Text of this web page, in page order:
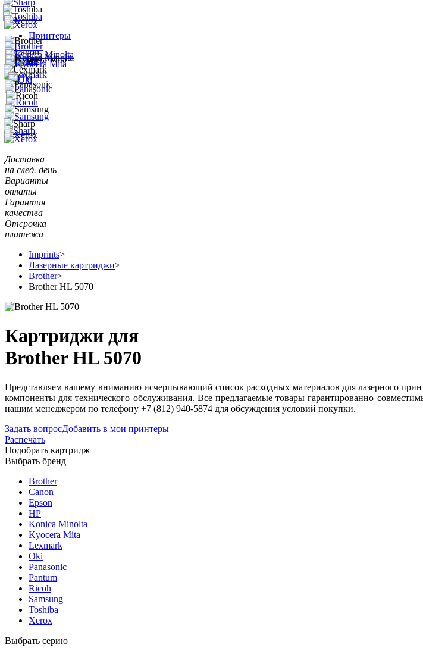
Принтеры
Доставка
на след. день
Варианты
оплаты
Гарантия
качества
Отсрочка
платежа
Imprints>
Лазерные картриджи>
Brother>
Brother HL 5070
Картриджи для
Brother HL 5070
Представляем вашему вниманию исчерпывающий список расходных материалов для лазерного
компоненты для технического обслуживания. Все предлагаемые товары гарантированно
нашим менеджером по телефону +7 (812) 940-5874 для обсуждения условий покупки.
Задать вопросДобавить в мои принтеры
Распечать
Подобрать картридж
Выбрать бренд
Brother
Canon
Epson
HP
Konica Minolta
Kyocera Mita
Lexmark
Oki
Panasonic
Pantum
Ricoh
Samsung
Toshiba
Xerox
Выбрать серию